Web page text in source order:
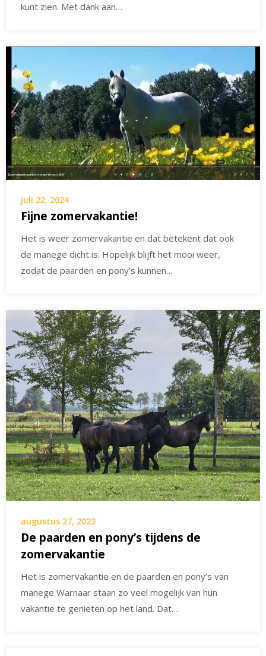
kunt zien. Met dank aan…
juli 22, 2024
Fijne zomervakantie!
Het is weer zomervakantie en dat betekent dat ook
de manege dicht is. Hopelijk blijft het mooi weer,
zodat de paarden en pony’s kunnen…
augustus 27, 2023
De paarden en pony’s tijdens de
zomervakantie
Het is zomervakantie en de paarden en pony’s van
manege Warnaar staan zo veel mogelijk van hun
vakantie te genieten op het land. Dat…